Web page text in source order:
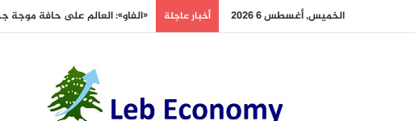
الخميس, أغسطس 6 2026 أخبار عاجلة «الفاو»: العالم على حافة موجة